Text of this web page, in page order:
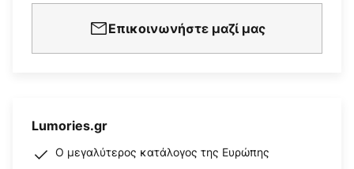
Επικοινωνήστε μαζί μας
Lumories.gr
Ο μεγαλύτερος κατάλογος της Ευρώπης